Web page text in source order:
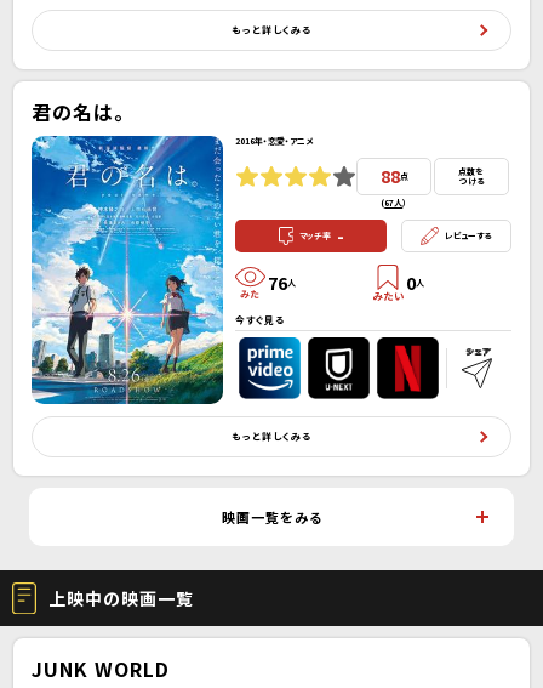
もっと詳しくみる
君の名は。
2016年・恋愛・アニメ
88点
(67人）
点数を
つける
マッチ率 - レビューする
76人 0人
今すぐ見る
もっと詳しくみる
映画一覧をみる
上映中の映画一覧
JUNK WORLD